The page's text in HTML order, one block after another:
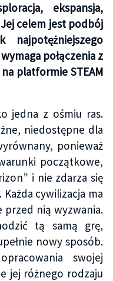
ekspansja,
celem jest podbój
połączenia z
platformie STEAM
jedna z ośmiu ras.
niedostępne dla
ponieważ
początkowe,
i nie zdarza się
cywilizacja ma
przed nią wyzwania.
tą samą grę,
nowy sposób.
swojej
jej różnego rodzaju